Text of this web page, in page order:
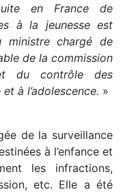
en France de
à la jeunesse est
ministre chargé de
de la commission
du contrôle des
à l’adolescence. »
de la surveillance
à l’enfance et
les infractions,
etc. Elle a été